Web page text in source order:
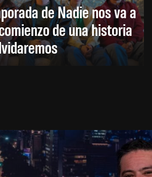
de Nadie nos va a
de una historia